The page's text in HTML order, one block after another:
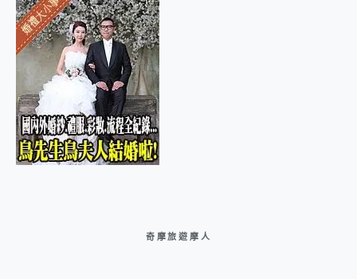
奇摩旅遊摩人